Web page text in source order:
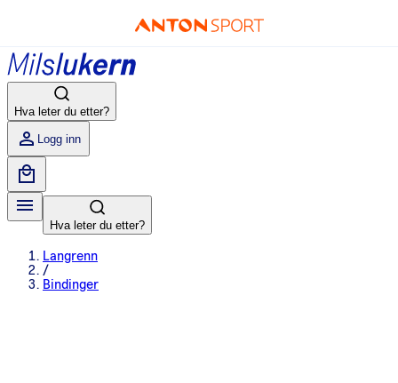
Hva leter du etter?
Logg inn
Hva leter du etter?
Langrenn
/
Bindinger